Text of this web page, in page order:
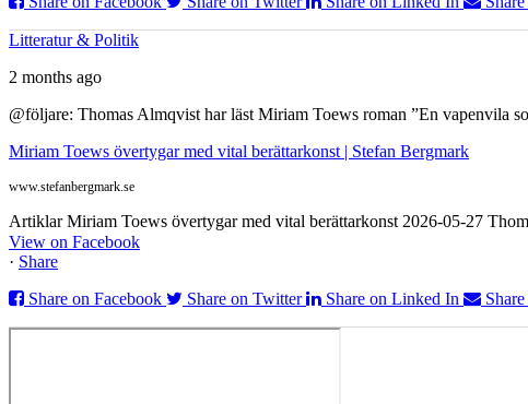
Litteratur & Politik
2 months ago
@följare: Thomas Almqvist har läst Miriam Toews roman ”En vapenvila
Miriam Toews övertygar med vital berättarkonst | Stefan Bergmark
www.stefanbergmark.se
Artiklar Miriam Toews övertygar med vital berättarkonst 2026-05-27
View on Facebook
· Share
Share on Facebook
Share on Twitter Share on Linked In